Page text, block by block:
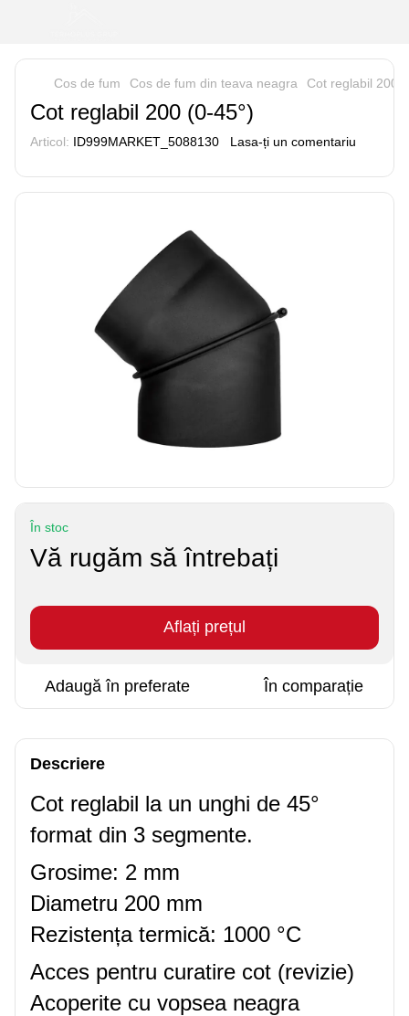
Cos de fum Cos de fum din teava neagra Cot reglabil 200
Cot reglabil 200 (0-45°)
Articol: ID999MARKET_5088130 Lasa-ți un comentariu
În stoc
Vă rugăm să întrebați
Aflați prețul
Adaugă în preferate În comparație
Descriere
Cot reglabil la un unghi de 45°
format din 3 segmente.
Grosime: 2 mm
Diametru 200 mm
Rezistența termică: 1000 °C
Acces pentru curatire cot (revizie)
Acoperite cu vopsea neagra